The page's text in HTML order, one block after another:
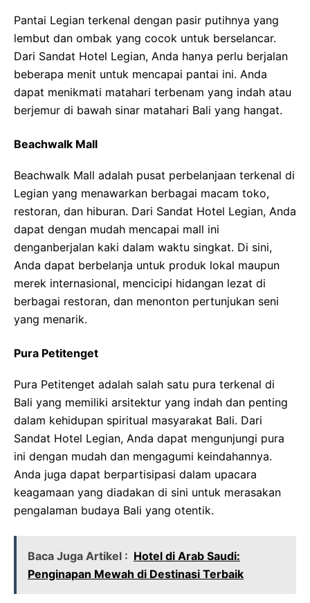
Pantai Legian terkenal dengan pasir putihnya yang
lembut dan ombak yang cocok untuk berselancar.
Dari Sandat Hotel Legian, Anda hanya perlu berjalan
beberapa menit untuk mencapai pantai ini. Anda
dapat menikmati matahari terbenam yang indah atau
berjemur di bawah sinar matahari Bali yang hangat.
Beachwalk Mall
Beachwalk Mall adalah pusat perbelanjaan terkenal di
Legian yang menawarkan berbagai macam toko,
restoran, dan hiburan. Dari Sandat Hotel Legian, Anda
dapat dengan mudah mencapai mall ini
denganberjalan kaki dalam waktu singkat. Di sini,
Anda dapat berbelanja untuk produk lokal maupun
merek internasional, mencicipi hidangan lezat di
berbagai restoran, dan menonton pertunjukan seni
yang menarik.
Pura Petitenget
Pura Petitenget adalah salah satu pura terkenal di
Bali yang memiliki arsitektur yang indah dan penting
dalam kehidupan spiritual masyarakat Bali. Dari
Sandat Hotel Legian, Anda dapat mengunjungi pura
ini dengan mudah dan mengagumi keindahannya.
Anda juga dapat berpartisipasi dalam upacara
keagamaan yang diadakan di sini untuk merasakan
pengalaman budaya Bali yang otentik.
Baca Juga Artikel : Hotel di Arab Saudi:
Penginapan Mewah di Destinasi Terbaik